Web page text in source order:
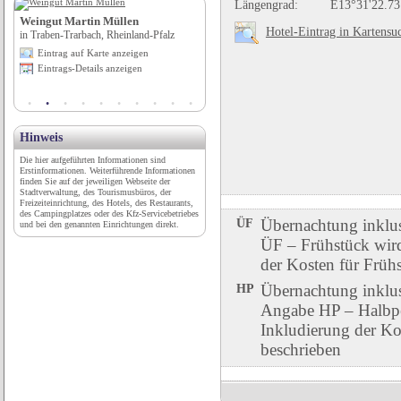
Längengrad:
E13°31'22.73
Hotel-Eintrag in
ÜF Übernachtung
ÜF – Frühstück
der Kosten für
HP Übernachtung
Angabe HP –
Inkludierung der
beschrieben
Weingut Martin Müllen
in Traben-Trarbach, Rheinland-Pfalz
Eintrag auf Karte anzeigen
Eintrags-Details anzeigen
Stellplatz Rehbach
in Menzenschwand, Baden-Württemberg
Hinweis
Die hier aufgeführten Informationen sind
Erstinformationen. Weiterführende Informationen
finden Sie auf der jeweiligen Webseite der
Stadtverwaltung, des Tourismusbüros, der
Freizeiteinrichtung, des Hotels, des Restaurants,
des Campingplatzes oder des Kfz-Servicebetriebes
und bei den genannten Einrichtungen direkt.